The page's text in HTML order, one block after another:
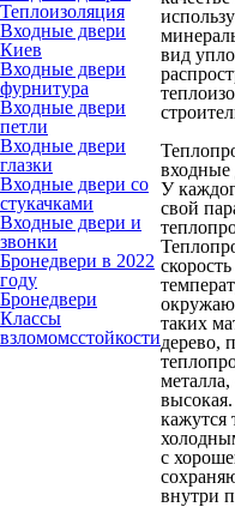
Теплоизоляция
Входные двери
Киев
Входные двери
фурнитура
Входные двери
петли
Входные двери
глазки
Входные двери со
стукачками
Входные двери и
звонки
Бронедвери в 2022
году
Бронедвери
Классы
взломомсстойкости
вид
входные
У
свой
таких
дерево,
металла,
кажутся
с
внутри